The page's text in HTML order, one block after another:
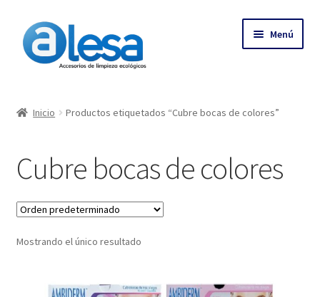
Menú
Contacto
Empresa
Más
Inicio Productos etiquetados “Cubre bocas de colores”
Cubre bocas de colores
Mostrando el único resultado